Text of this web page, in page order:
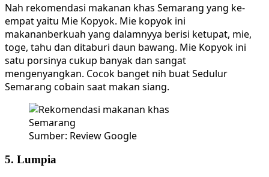
Nah rekomendasi makanan khas Semarang yang ke-
empat yaitu Mie Kopyok. Mie kopyok ini
makananberkuah yang dalamnyya berisi ketupat, mie,
toge, tahu dan ditaburi daun bawang. Mie Kopyok ini
satu porsinya cukup banyak dan sangat
mengenyangkan. Cocok banget nih buat Sedulur
Semarang cobain saat makan siang.
Sumber: Review Google
5. Lumpia